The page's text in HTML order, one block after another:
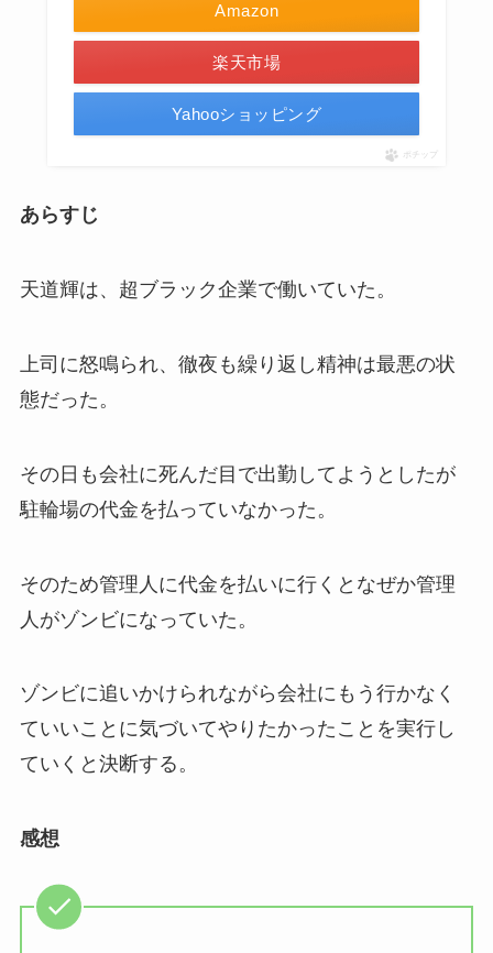
Amazon
楽天市場
Yahooショッピング
ポチップ
あらすじ
天道輝は、超ブラック企業で働いていた。
上司に怒鳴られ、徹夜も繰り返し精神は最悪の状
態だった。
その日も会社に死んだ目で出勤してようとしたが
駐輪場の代金を払っていなかった。
そのため管理人に代金を払いに行くとなぜか管理
人がゾンビになっていた。
ゾンビに追いかけられながら会社にもう行かなく
ていいことに気づいてやりたかったことを実行し
ていくと決断する。
感想